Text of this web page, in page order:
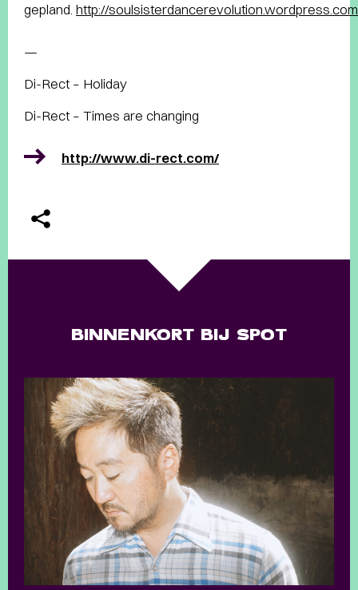
gepland. http://soulsisterdancerevolution.wordpress.com
—
Di-Rect – Holiday
Di-Rect – Times are changing
http://www.di-rect.com/
BINNENKORT BIJ SPOT